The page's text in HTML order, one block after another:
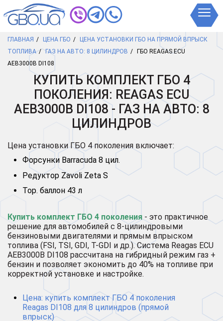
ГЛАВНАЯ ЦЕНА ГБО
ЦЕНА УСТАНОВКИ ГБО НА ПРЯМОЙ ВПРЫСК
ТОПЛИВА
ГАЗ НА АВТО: 8 ЦИЛИНДРОВ
ГБО REAGAS ECU
AEB3000B DI108
КУПИТЬ КОМПЛЕКТ ГБО 4
ПОКОЛЕНИЯ: REAGAS ECU
AEB3000B DI108 - ГАЗ НА АВТО: 8
ЦИЛИНДРОВ
Цена установки ГБО 4 поколения включает:
Форсунки Barracuda 8 цил.
Редуктор Zavoli Zeta S
Тор. баллон 43 л
Купить комплект ГБО 4 поколения- это практичное
решение для автомобилей с 8-цилиндровыми
бензиновыми двигателями и прямым впрыском
топлива (FSI, TSI, GDI, T-GDI и др.). Система Reagas ECU
AEB3000B DI108 рассчитана на гибридный режим газ +
бензин и позволяет экономить до 40% на топливе при
корректной установке и настройке.
Цена: купить комплект ГБО 4 поколения
Reagas DI108 для 8 цилиндров (прямой
впрыск)